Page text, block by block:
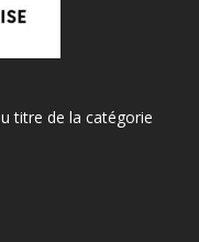
titre de la catégorie